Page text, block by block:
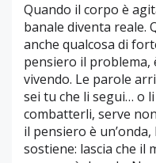
Quando il corpo è
banale diventa reale.
anche qualcosa di
pensiero il problema,
vivendo. Le parole
sei tu che li segui… o
combatterli, serve
il pensiero è
sostiene: lascia che il